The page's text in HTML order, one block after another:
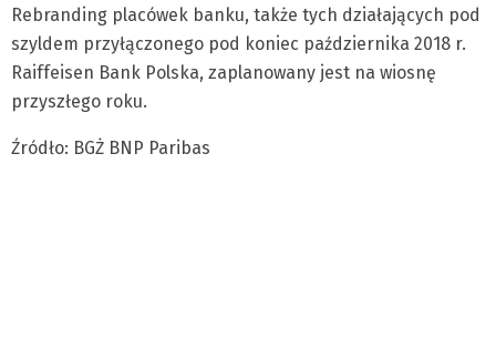
Rebranding placówek banku, także tych działających pod
szyldem przyłączonego pod koniec października 2018 r.
Raiffeisen Bank Polska, zaplanowany jest na wiosnę
przyszłego roku.
Źródło: BGŻ BNP Paribas